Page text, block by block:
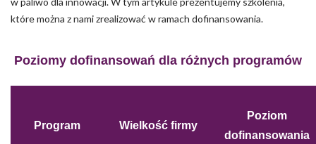
które można z nami zrealizować w ramach dofinansowania.
Poziomy dofinansowań dla różnych programów
Program Wielkość firmy
Poziom
dofinansowania